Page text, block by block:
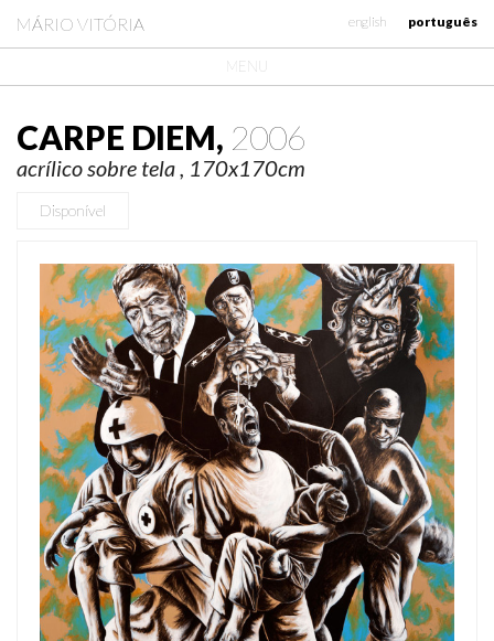
MÁRIO VITÓRIA português
english
MENU
CARPE DIEM, 2006
acrílico sobre tela , 170x170cm
Disponível